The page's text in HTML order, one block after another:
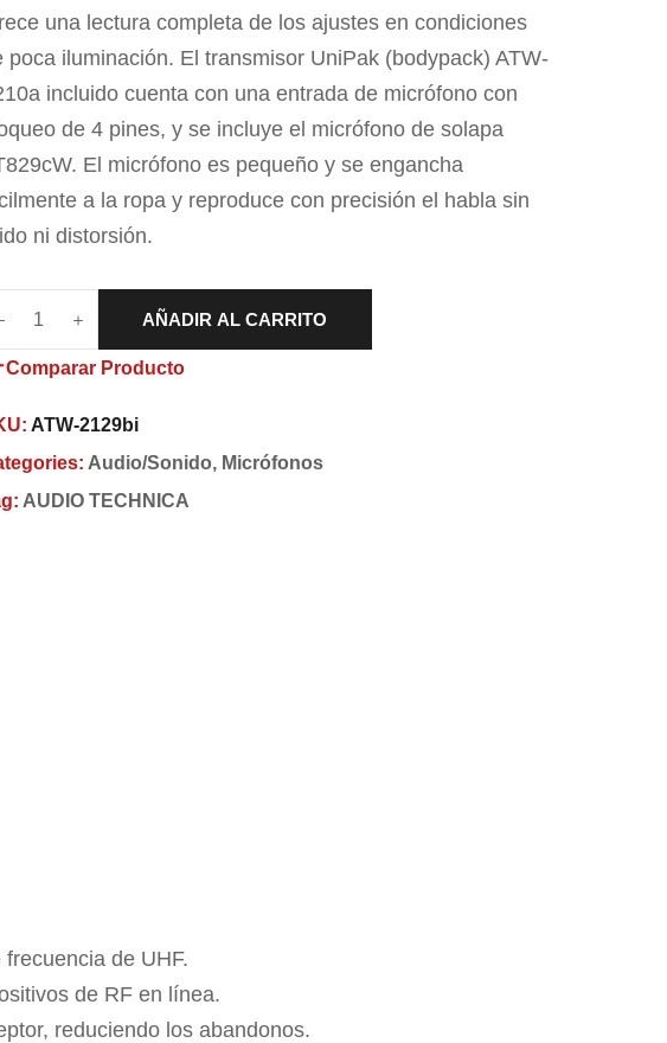
una lectura completa de los ajustes en condiciones
poca iluminación. El transmisor UniPak (bodypack) ATW-
incluido cuenta con una entrada de micrófono con
de 4 pines, y se incluye el micrófono de solapa
El micrófono es pequeño y se engancha
a la ropa y reproduce con precisión el habla sin
ni distorsión.
AÑADIR AL CARRITO
Comparar Producto
ATW-2129bi
Audio/Sonido, Micrófonos
AUDIO TECHNICA
de UHF.
de RF en línea.
reduciendo los abandonos.